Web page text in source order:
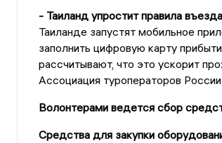
- Таиланд упростит правила
Таиланде запустят мобильное
заполнить цифровую карту
рассчитывают, что это ускорит
Ассоциация туроператоров
Волонтерами ведется сбор
Средства для закупки